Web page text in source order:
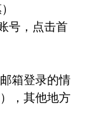
号，点击首
箱登录的情
，其他地方